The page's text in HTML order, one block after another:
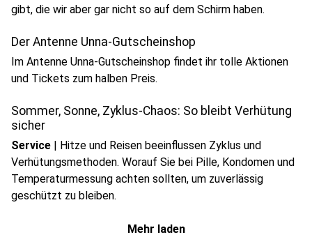
gibt, die wir aber gar nicht so auf dem Schirm haben.
Der Antenne Unna-Gutscheinshop
Im Antenne Unna-Gutscheinshop findet ihr tolle Aktionen
und Tickets zum halben Preis.
Sommer, Sonne, Zyklus-Chaos: So bleibt Verhütung
sicher
Service | Hitze und Reisen beeinflussen Zyklus und
Verhütungsmethoden. Worauf Sie bei Pille, Kondomen und
Temperaturmessung achten sollten, um zuverlässig
geschützt zu bleiben.
Mehr laden